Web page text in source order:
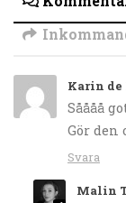
Karin de
Såååå
Gör den
Svara
Malin